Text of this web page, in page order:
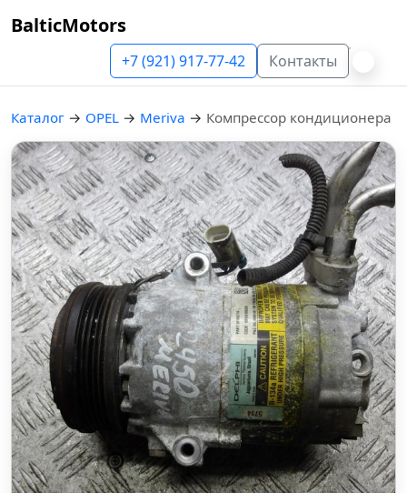
BalticMotors
+7 (921) 917-77-42 Контакты
Каталог → OPEL → Meriva → Компрессор кондиционера